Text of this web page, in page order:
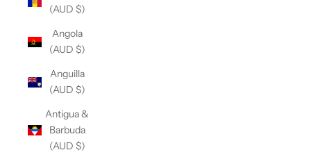
(AUD $)
Angola
(AUD $)
Anguilla
(AUD $)
Antigua &
Barbuda
(AUD $)